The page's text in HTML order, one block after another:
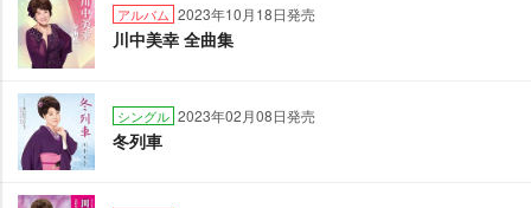
アルバム 2023年10月18日発売
川中美幸 全曲集
シングル 2023年02月08日発売
冬列車